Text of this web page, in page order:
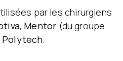
par les chirurgiens
, Mentor (du groupe
Polytech